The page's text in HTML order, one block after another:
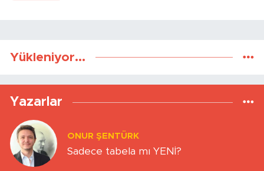
Yükleniyor...
Yazarlar
ONUR ŞENTÜRK
Sadece tabela mı YENİ?